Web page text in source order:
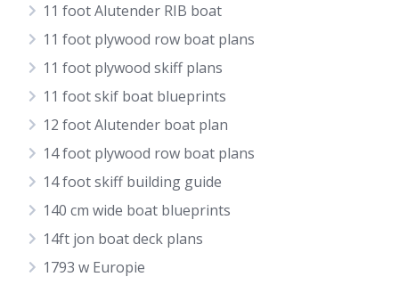
11 foot Alutender RIB boat
11 foot plywood row boat plans
11 foot plywood skiff plans
11 foot skif boat blueprints
12 foot Alutender boat plan
14 foot plywood row boat plans
14 foot skiff building guide
140 cm wide boat blueprints
14ft jon boat deck plans
1793 w Europie